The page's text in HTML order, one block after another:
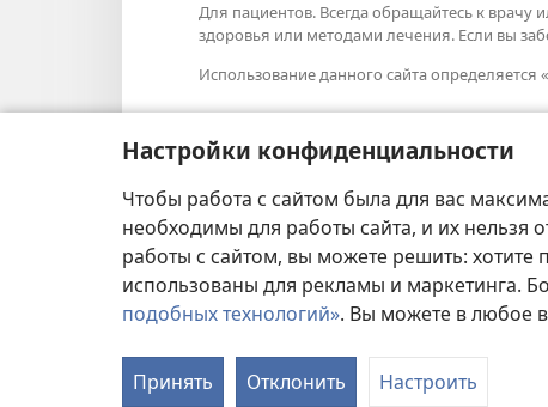
Настройки конфиденциальности
Чтобы работа с сайтом была для вас
необходимы для работы сайта, и их нельзя
работы с сайтом, вы можете решить:
использованы для рекламы и маркетинга.
подобных технологий». Вы можете в любое
Принять Отклонить Настроить
Для пациентов. Всегда обращайтесь к
здоровья или методами лечения. Если вы
Использование данного сайта
Настроить внешний вид
УСЛОВИЯ